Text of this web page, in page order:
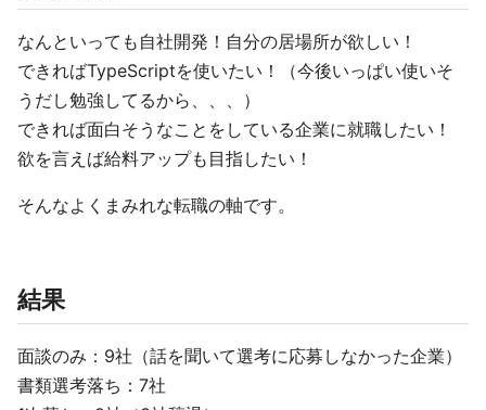
なんといっても自社開発！自分の居場所が欲しい！
できればTypeScriptを使いたい！（今後いっぱい使いそ
うだし勉強してるから、、、）
できれば面白そうなことをしている企業に就職したい！
欲を言えば給料アップも目指したい！
そんなよくまみれな転職の軸です。
結果
面談のみ：9社（話を聞いて選考に応募しなかった企業）
書類選考落ち：7社